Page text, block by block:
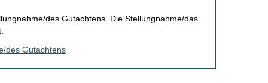
des Gutachtens. Die Stellungnahme/das
des Gutachtens